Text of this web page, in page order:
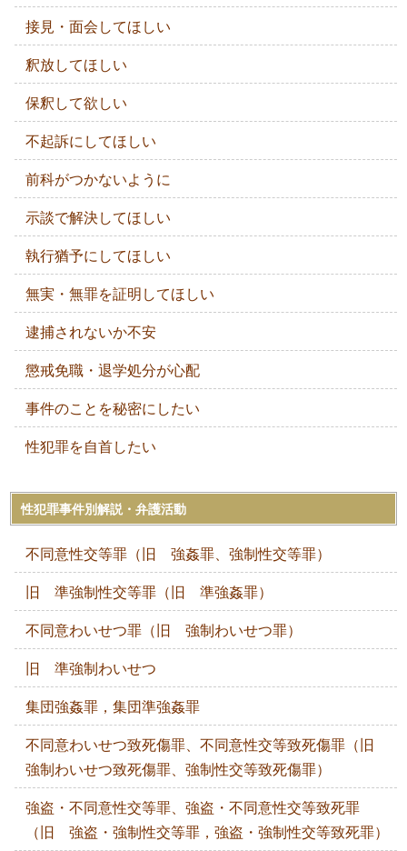
接見・面会してほしい
釈放してほしい
保釈して欲しい
不起訴にしてほしい
前科がつかないように
示談で解決してほしい
執行猶予にしてほしい
無実・無罪を証明してほしい
逮捕されないか不安
懲戒免職・退学処分が心配
事件のことを秘密にしたい
性犯罪を自首したい
性犯罪事件別解説・弁護活動
不同意性交等罪（旧 強姦罪、強制性交等罪）
旧 準強制性交等罪（旧 準強姦罪）
不同意わいせつ罪（旧 強制わいせつ罪）
旧 準強制わいせつ
集団強姦罪，集団準強姦罪
不同意わいせつ致死傷罪、不同意性交等致死傷罪（旧
強制わいせつ致死傷罪、強制性交等致死傷罪）
強盗・不同意性交等罪、強盗・不同意性交等致死罪
（旧 強盗・強制性交等罪，強盗・強制性交等致死罪）